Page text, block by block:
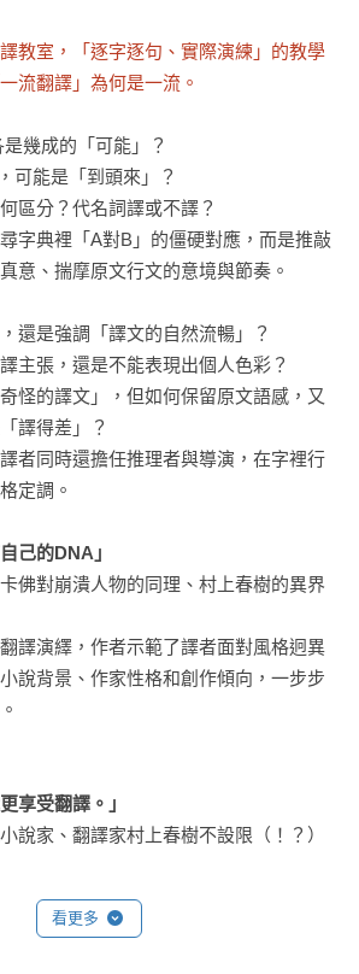
教室，「逐字逐句、實際演練」的教學
流翻譯」為何是一流。
幾成的「可能」？
可能是「到頭來」？
區分？代名詞譯或不譯？
字典裡「A對B」的僵硬對應，而是推敲
意、揣摩原文行文的意境與節奏。
還是強調「譯文的自然流暢」？
主張，還是不能表現出個人色彩？
怪的譯文」，但如何保留原文語感，又
譯得差」？
者同時還擔任推理者與導演，在字裡行
定調。
己的DNA」
佛對崩潰人物的同理、村上春樹的異界
譯演繹，作者示範了譯者面對風格迥異
說背景、作家性格和創作傾向，一步步
享受翻譯。」
說家、翻譯家村上春樹不設限（！？）
命感、對他人創作的異界體驗、翻譯的
譯的龐大熱情，更暢談創作路線的選
看更多